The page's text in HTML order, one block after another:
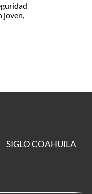
joven,
SIGLO COAHUILA